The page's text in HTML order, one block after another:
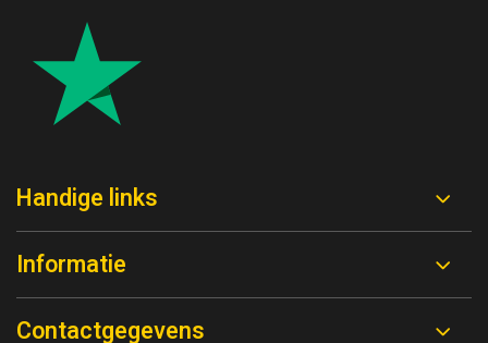
Handige links
Informatie
Contactgegevens